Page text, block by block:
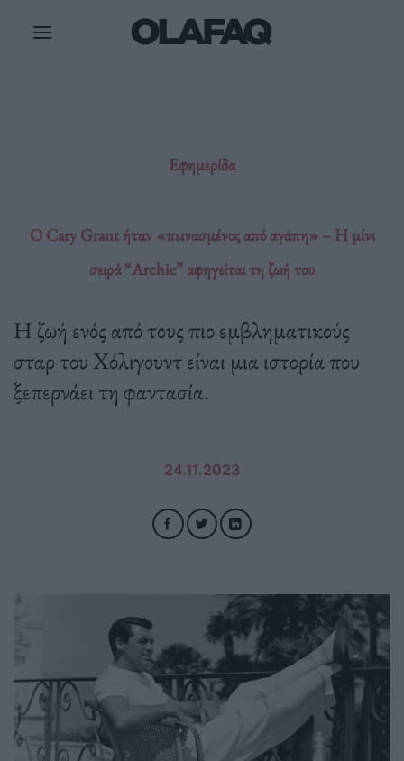
Εφημερίδα
Ο Cary Grant ήταν «πεινασμένος από αγάπη» – Η μίνι
σειρά “Archie” αφηγείται τη ζωή του
Η ζωή ενός από τους πιο εμβληματικούς
σταρ του Χόλιγουντ είναι μια ιστορία που
ξεπερνάει τη φαντασία.
24.11.2023